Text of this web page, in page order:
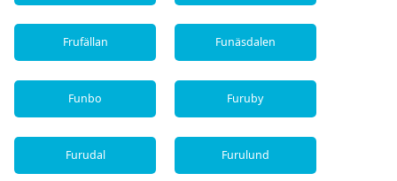
Frufällan Funäsdalen
Funbo Furuby
Furudal Furulund